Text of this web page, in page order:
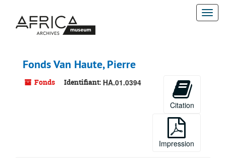
contenu
Fonds Van Haute, Pierre
Fonds Identifiant: HA.01.0394
Citation
Impression